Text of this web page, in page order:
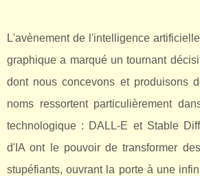
L'avènement de l'intelligence
graphique a marqué un tournant
dont nous concevons et produisons
noms ressortent particulièrement
technologique : DALL-E et Stable
d'IA ont le pouvoir de transformer
stupéfiants, ouvrant la porte à une